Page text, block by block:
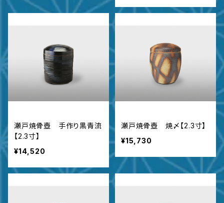
瀬戸焼骨壺 手作り黒青流
【2.3寸】
¥14,520
瀬戸焼骨壺 焼〆【2.3寸】
¥15,730